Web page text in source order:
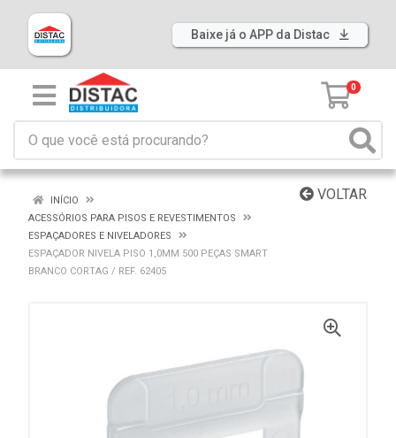
Baixe já o APP da Distac
0
VOLTAR
INÍCIO
ACESSÓRIOS PARA PISOS E REVESTIMENTOS
ESPAÇADORES E NIVELADORES
ESPAÇADOR NIVELA PISO 1,0MM 500 PEÇAS SMART
BRANCO CORTAG / REF. 62405